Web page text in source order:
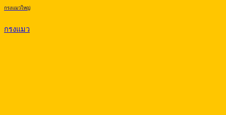
กรงแมวใหญ่
กรงแมว